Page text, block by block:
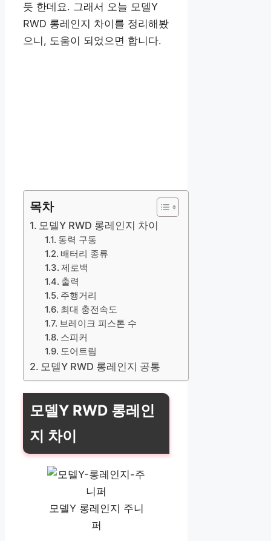
듯 한데요. 그래서 오늘 모델Y
RWD 롱레인지 차이를 정리해봤
으니, 도움이 되었으면 합니다.
목차
모델Y RWD 롱레인지 차이
동력 구동
배터리 종류
제로백
출력
주행거리
최대 충전속도
브레이크 피스톤 수
스피커
도어트림
모델Y RWD 롱레인지 공통
모델Y RWD 롱레인
지 차이
모델Y 롱레인지 주니
퍼